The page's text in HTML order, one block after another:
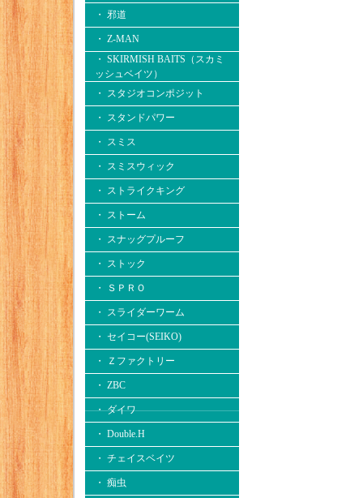
・ 邪道
・ Z-MAN
・ SKIRMISH BAITS（スカミ
ッシュベイツ）
・ スタジオコンポジット
・ スタンドパワー
・ スミス
・ スミスウィック
・ ストライクキング
・ ストーム
・ スナッグプルーフ
・ ストック
・ ＳＰＲＯ
・ スライダーワーム
・ セイコー(SEIKO)
・ Ｚファクトリー
・ ZBC
・ ダイワ
・ Double.H
・ チェイスベイツ
・ 痴虫